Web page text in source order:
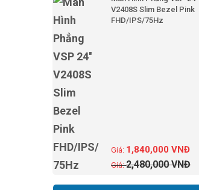
V2408S Slim Bezel Pink
FHD/IPS/75Hz
2,480,000VNĐ
1,840,000VNĐ